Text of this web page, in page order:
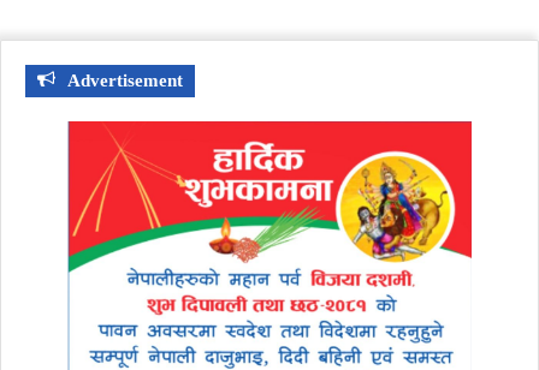
Advertisement